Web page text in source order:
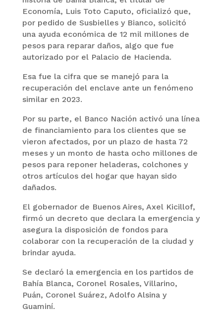
Economía, Luis Toto Caputo, oficializó que,
por pedido de Susbielles y Bianco, solicitó
una ayuda económica de 12 mil millones de
pesos para reparar daños, algo que fue
autorizado por el Palacio de Hacienda.
Esa fue la cifra que se manejó para la
recuperación del enclave ante un fenómeno
similar en 2023.
Por su parte, el Banco Nación activó una línea
de financiamiento para los clientes que se
vieron afectados, por un plazo de hasta 72
meses y un monto de hasta ocho millones de
pesos para reponer heladeras, colchones y
otros artículos del hogar que hayan sido
dañados.
El gobernador de Buenos Aires, Axel Kicillof,
firmó un decreto que declara la emergencia y
asegura la disposición de fondos para
colaborar con la recuperación de la ciudad y
brindar ayuda.
Se declaró la emergencia en los partidos de
Bahía Blanca, Coronel Rosales, Villarino,
Puán, Coronel Suárez, Adolfo Alsina y
Guaminí.